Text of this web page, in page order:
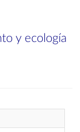
y ecología